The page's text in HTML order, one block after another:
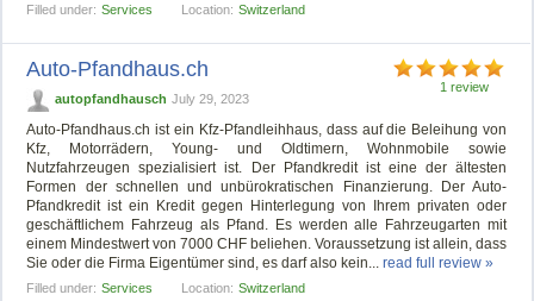
Filled under: Services Location: Switzerland
1 review
Auto-Pfandhaus.ch
autopfandhausch July 29, 2023
Auto-Pfandhaus.ch ist ein Kfz-Pfandleihhaus, dass auf die Beleihung von
Kfz, Motorrädern, Young- und Oldtimern, Wohnmobile sowie
Nutzfahrzeugen spezialisiert ist. Der Pfandkredit ist eine der ältesten
Formen der schnellen und unbürokratischen Finanzierung. Der Auto-
Pfandkredit ist ein Kredit gegen Hinterlegung von Ihrem privaten oder
geschäftlichem Fahrzeug als Pfand. Es werden alle Fahrzeugarten mit
einem Mindestwert von 7000 CHF beliehen. Voraussetzung ist allein, dass
Sie oder die Firma Eigentümer sind, es darf also kein...read full review »
Filled under: Services Location: Switzerland